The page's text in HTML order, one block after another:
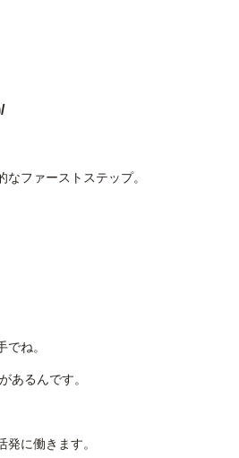
ファーストステップ。
ね。
あるんです。
発に働きます。